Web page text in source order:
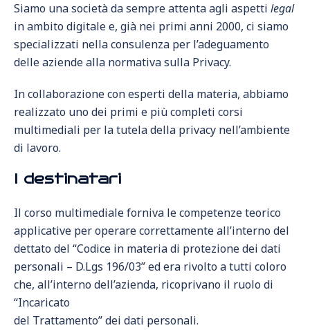
Siamo una società da sempre attenta agli aspetti legal
in ambito digitale e, già nei primi anni 2000, ci siamo
specializzati nella consulenza per l’adeguamento
delle aziende alla normativa sulla Privacy.
In collaborazione con esperti della materia, abbiamo
realizzato uno dei primi e più completi corsi
multimediali per la tutela della privacy nell’ambiente
di lavoro.
I destinatari
Il corso multimediale forniva le competenze teorico
applicative per operare correttamente all’interno del
dettato del “Codice in materia di protezione dei dati
personali – D.Lgs 196/03” ed era rivolto a tutti coloro
che, all’interno dell’azienda, ricoprivano il ruolo di
“Incaricato
del Trattamento” dei dati personali.